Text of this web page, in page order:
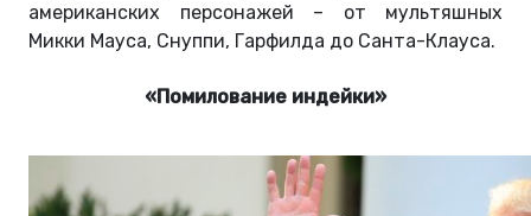
американских персонажей – от мультяшных
Микки Мауса, Снуппи, Гарфилда до Санта-Клауса.
«Помилование индейки»